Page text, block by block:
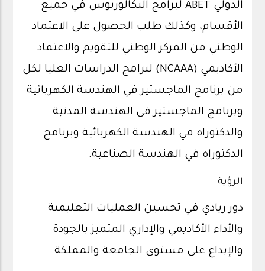
الدولي ABET لبرامج البكالوريوس في جميع
الأقسام، وكذلك طلب الحصول على الاعتماد
الوطني من المركز الوطني للتقويم والاعتماد
الأكاديمي (NCAAA) لبرامج الدراسات العليا لكل
من برنامج الماجستير في الهندسة الكهربائية
وبرنامج الماجستير في الهندسة المدنية
والدكتوراه في الهندسة الكهربائية وبرنامج
الدكتوراه في الهندسة الصناعية.
الرؤية
دور ريادي في تحسين العمليات التعليمية
والأداء الأكاديمي والإداري المتميز بالجودة
والإبداع على مستوى الجامعة والمملكة.